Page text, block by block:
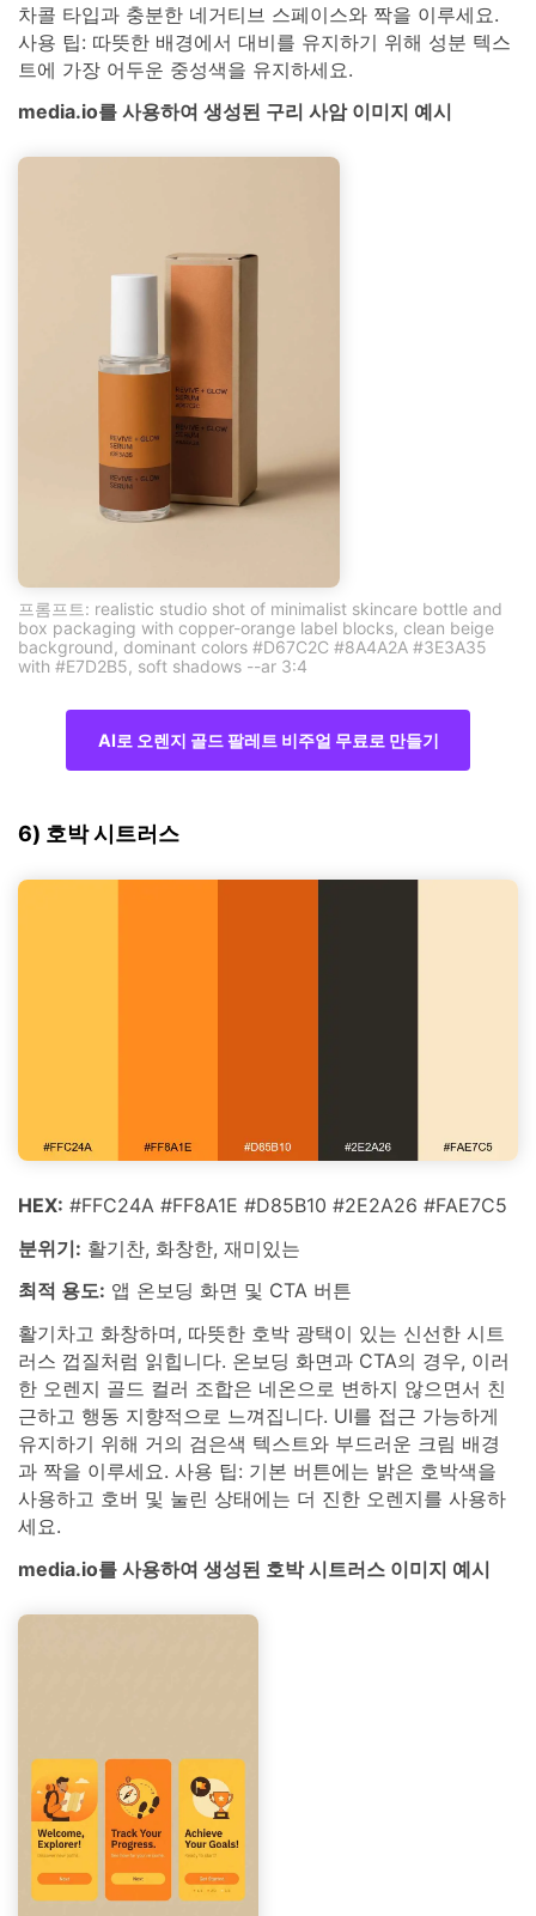
차콜 타입과 충분한 네거티브 스페이스와 짝을 이루세요.
사용 팁: 따뜻한 배경에서 대비를 유지하기 위해 성분 텍스
트에 가장 어두운 중성색을 유지하세요.
media.io를 사용하여 생성된 구리 사암 이미지 예시
프롬프트: realistic studio shot of minimalist skincare bottle and
box packaging with copper-orange label blocks, clean beige
background, dominant colors #D67C2C #8A4A2A #3E3A35
with #E7D2B5, soft shadows --ar 3:4
AI로 오렌지 골드 팔레트 비주얼 무료로 만들기
6) 호박 시트러스
HEX: #FFC24A #FF8A1E #D85B10 #2E2A26 #FAE7C5
분위기: 활기찬, 화창한, 재미있는
최적 용도: 앱 온보딩 화면 및 CTA 버튼
활기차고 화창하며, 따뜻한 호박 광택이 있는 신선한 시트
러스 껍질처럼 읽힙니다. 온보딩 화면과 CTA의 경우, 이러
한 오렌지 골드 컬러 조합은 네온으로 변하지 않으면서 친
근하고 행동 지향적으로 느껴집니다. UI를 접근 가능하게
유지하기 위해 거의 검은색 텍스트와 부드러운 크림 배경
과 짝을 이루세요. 사용 팁: 기본 버튼에는 밝은 호박색을
사용하고 호버 및 눌린 상태에는 더 진한 오렌지를 사용하
세요.
media.io를 사용하여 생성된 호박 시트러스 이미지 예시